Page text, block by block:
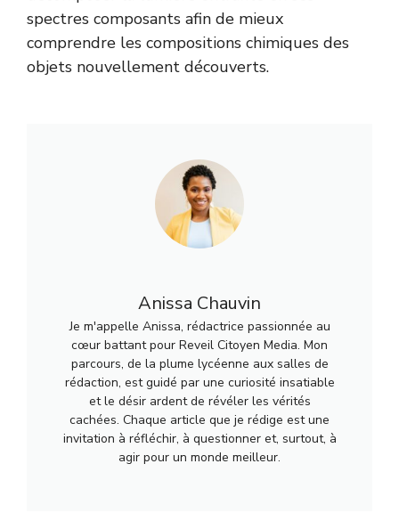
spectres composants afin de mieux
comprendre les compositions chimiques des
objets nouvellement découverts.
Anissa Chauvin
Je m'appelle Anissa, rédactrice passionnée au
cœur battant pour Reveil Citoyen Media. Mon
parcours, de la plume lycéenne aux salles de
rédaction, est guidé par une curiosité insatiable
et le désir ardent de révéler les vérités
cachées. Chaque article que je rédige est une
invitation à réfléchir, à questionner et, surtout, à
agir pour un monde meilleur.